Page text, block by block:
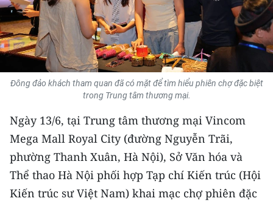
Y TẾ
KHOA HỌC - CÔNG NGHỆ
MÔI TRƯỜNG
KIỂM CHỨNG THÔNG TIN
TRI THỨC CHUYÊN SÂU
54 DÂN TỘC VIỆT NAM
Đông đảo khách tham quan đã có mặt để tìm hiểu phiên chợ đặc biệt
trong Trung tâm thương mại.
Ngày 13/6, tại Trung tâm thương mại Vincom
Mega Mall Royal City (đường Nguyễn Trãi,
phường Thanh Xuân, Hà Nội), Sở Văn hóa và
Thể thao Hà Nội phối hợp Tạp chí Kiến trúc (Hội
Kiến trúc sư Việt Nam) khai mạc chợ phiên đặc